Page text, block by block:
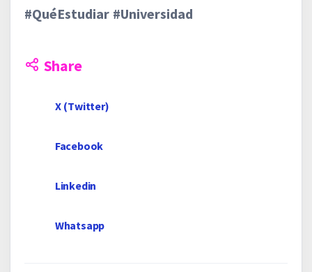
#QuéEstudiar #Universidad
Share
X (Twitter)
Facebook
Linkedin
Whatsapp